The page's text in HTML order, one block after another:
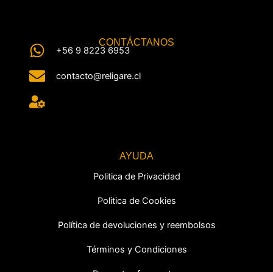
CONTÁCTANOS
+56 9 8223 6953
contacto@religare.cl
AYUDA
Politica de Privacidad
Politica de Cookies
Política de devoluciones y reembolsos
Términos y Condiciones